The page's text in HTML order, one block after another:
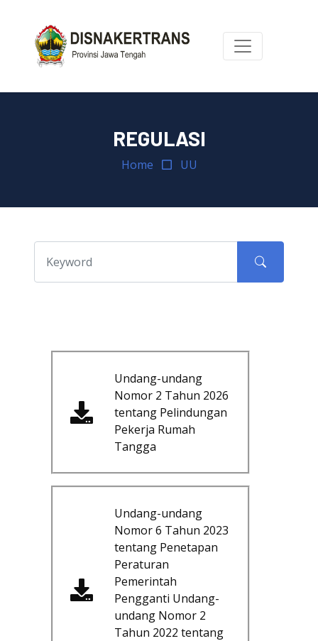
REGULASI
Home UU
Undang-undang
Nomor 2 Tahun 2026
tentang Pelindungan
Pekerja Rumah
Tangga
Undang-undang
Nomor 6 Tahun 2023
tentang Penetapan
Peraturan
Pemerintah
Pengganti Undang-
undang Nomor 2
Tahun 2022 tentang